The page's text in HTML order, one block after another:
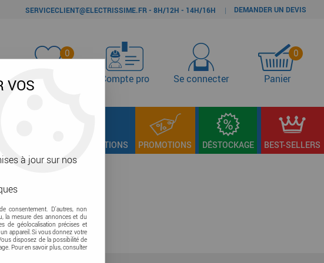
SERVICECLIENT@ELECTRISSIME.FR - 8H/12H - 14H/16H | DEMANDER UN DEVIS
0
Favoris Compte pro Se connecter
0
Panier
OUTILLAGE & FIXATIONS PROMOTIONS DÉSTOCKAGE BEST-SELLERS
VOS
à jour sur nos
consentement. D'autres, non
la mesure des annonces et du
de géolocalisation précises et
appareil. Si vous donnez votre
disposez de la possibilité de
Pour en savoir plus, consulter